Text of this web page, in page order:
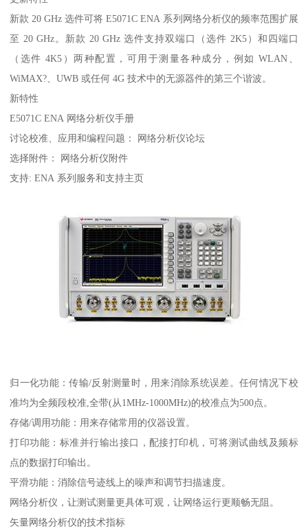
新款 20 GHz 选件可将 E5071C ENA 系列网络分析仪的频率范围扩展
至 20 GHz。新款 20 GHz 选件支持双端口（选件 2K5）和四端口
（选件 4K5）两种配置，可用于测量各种成分，例如 WLAN、
WiMAX?、UWB 或任何 4G 技术中的无源器件的第三个谐波。
新特性
E5071C ENA 网络分析仪手册
讨论校准、应用和编程问题： 网络分析仪论坛
选择附件： 网络分析仪附件
支持: ENA 系列服务和支持主页
归一化功能：传输/反射测量时，用来消除系统误差。任何情况下校
准均为全频段校准,全带(从1MHz-1000MHz)的校准点为500点。
存储/调用功能：用来存储常用的仪器设置。
打印功能：标准并行输出接口，配接打印机，可将测试曲线及频标
点的数据打印输出。
平滑功能：消除信号迹线上的噪声和调节扫描速度。
网络分析仪，让测试测量更具体可观，让网络运行更顺畅无阻。
矢量网络分析仪的技术指标